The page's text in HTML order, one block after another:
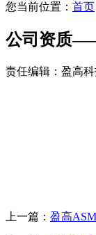
您当前位置： 首页
公司资质
责任编辑：盈高
上一篇： 盈高